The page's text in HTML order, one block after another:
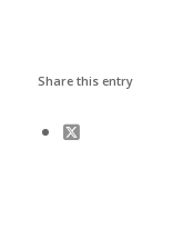
Share this entry